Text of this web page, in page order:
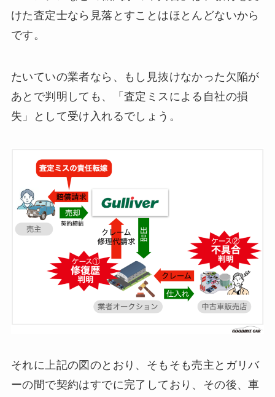
けた査定士なら見落とすことはほとんどないから
です。
たいていの業者なら、もし見抜けなかった欠陥が
あとで判明しても、「査定ミスによる自社の損
失」として受け入れるでしょう。
それに上記の図のとおり、そもそも売主とガリバ
ーの間で契約はすでに完了しており、その後、車